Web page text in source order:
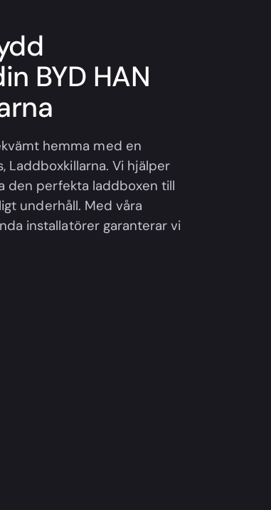
BYD HAN
hemma med en
Laddboxkillarna. Vi hjälper
den perfekta laddboxen till
underhåll. Med våra
installatörer garanterar vi